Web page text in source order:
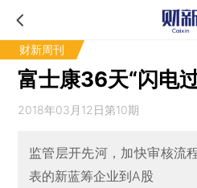
财新周刊
富士康36天“闪电
2018年03月12日第10期
监管层开先河，加快审核流
表的新蓝筹企业到A股